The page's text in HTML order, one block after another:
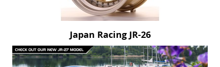
Japan Racing JR-26